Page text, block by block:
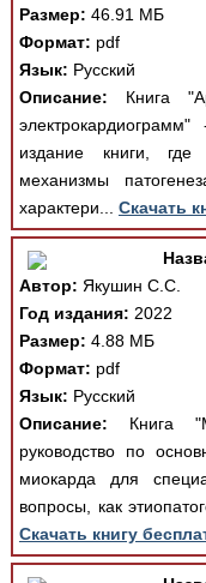
Размер: 46.91 МБ
Формат: pdf
Язык: Русский
Описание: Книга
издание книги,
механизмы
характери... Скачать
Автор: Якушин С.С.
Год издания: 2022
Размер: 4.88 МБ
Формат: pdf
Язык: Русский
Описание: Книга
руководство по
миокарда для
вопросы, как
Скачать книгу